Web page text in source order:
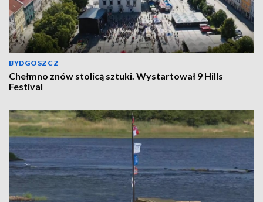
BYDGOSZCZ
Chełmno znów stolicą sztuki. Wystartował 9 Hills
Festival